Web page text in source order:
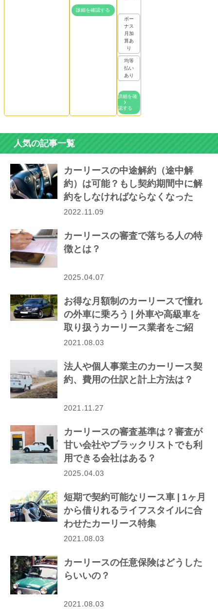
詳細を確認する
ボー
ナス
月加
算あ
り
均等
払い
あり
詳細を確
認する
人気の記事一覧
カーリースの中途解約（途中解
約）は可能？もし契約期間中に解
約をしなければならなくなった
ら…
2022.11.09
カーリースの審査で落ちる人の特
徴とは？
2025.04.07
お得な月額制のカーリースで憧れ
の外車に乗ろう | 外車や高級車を
取り扱うカーリース業者をご紹
介！
2021.08.03
法人や個人事業主のカーリース契
約、費用の仕訳と計上方法は？
2021.11.27
カーリースの審査基準は？審査が
甘い会社やブラックリストでも利
用できる会社はある？
2025.04.03
短期で契約可能なリース車 | 1ヶ月
から借りれるライフスタイルに合
わせたカーリース特集
2021.08.03
カーリースの任意保険はどうした
らいいの？
2021.08.03